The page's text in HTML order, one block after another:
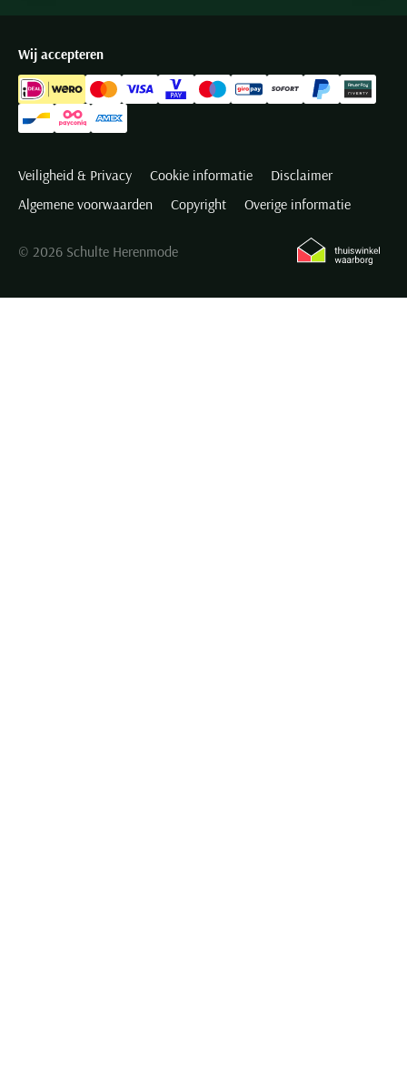
Wij accepteren
Veiligheid & Privacy Cookie informatie
Disclaimer
Algemene voorwaarden
Copyright Overige informatie
© 2026 Schulte Herenmode